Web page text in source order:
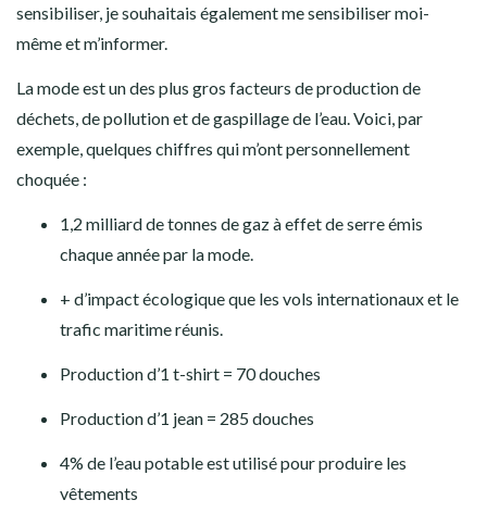
sensibiliser, je souhaitais également me sensibiliser moi-
même et m’informer.
La mode est un des plus gros facteurs de production de
déchets, de pollution et de gaspillage de l’eau. Voici, par
exemple, quelques chiffres qui m’ont personnellement
choquée :
1,2 milliard de tonnes de gaz à effet de serre émis
chaque année par la mode.
+ d’impact écologique que les vols internationaux et le
trafic maritime réunis.
Production d’1 t-shirt = 70 douches
Production d’1 jean = 285 douches
4% de l’eau potable est utilisé pour produire les
vêtements